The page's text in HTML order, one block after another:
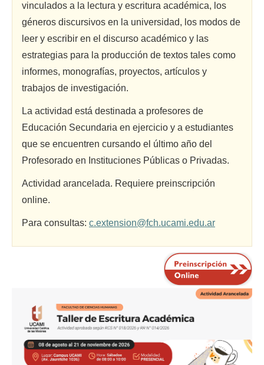
vinculados a la lectura y escritura académica, los
géneros discursivos en la universidad, los modos de
leer y escribir en el discurso académico y las
estrategias para la producción de textos tales como
informes, monografías, proyectos, artículos y
trabajos de investigación.
La actividad está destinada a profesores de
Educación Secundaria en ejercicio y a estudiantes
que se encuentren cursando el último año del
Profesorado en Instituciones Públicas o Privadas.
Actividad arancelada. Requiere preinscripción
online.
Para consultas: c.extension@fch.ucami.edu.ar